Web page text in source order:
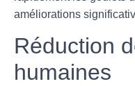
améliorations
Réduction
humaines